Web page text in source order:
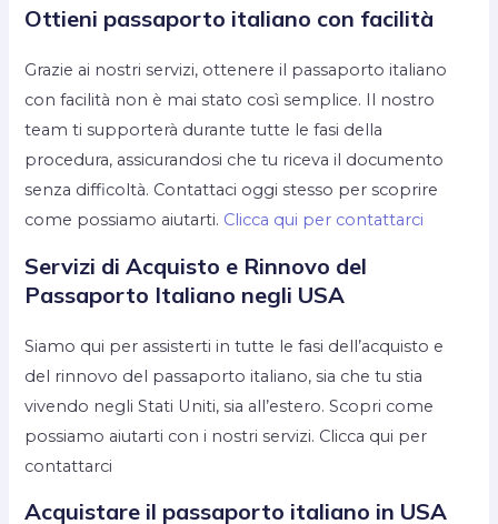
Ottieni passaporto italiano con facilità
Grazie ai nostri servizi, ottenere il passaporto italiano
con facilità non è mai stato così semplice. Il nostro
team ti supporterà durante tutte le fasi della
procedura, assicurandosi che tu riceva il documento
senza difficoltà. Contattaci oggi stesso per scoprire
come possiamo aiutarti. Clicca qui per contattarci
Servizi di Acquisto e Rinnovo del
Passaporto Italiano negli USA
Siamo qui per assisterti in tutte le fasi dell’acquisto e
del rinnovo del passaporto italiano, sia che tu stia
vivendo negli Stati Uniti, sia all’estero. Scopri come
possiamo aiutarti con i nostri servizi. Clicca qui per
contattarci
Acquistare il passaporto italiano in USA